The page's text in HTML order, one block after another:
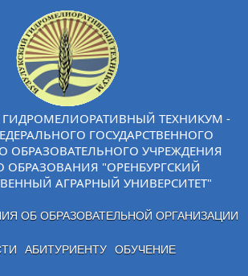
ГИДРОМЕЛИОРАТИВНЫЙ ТЕХНИКУМ -
ГОСУДАРСТВЕННОГО
ОБРАЗОВАТЕЛЬНОГО УЧРЕЖДЕНИЯ
ОБРАЗОВАНИЯ "ОРЕНБУРГСКИЙ
АГРАРНЫЙ УНИВЕРСИТЕТ"
ОБ ОБРАЗОВАТЕЛЬНОЙ ОРГАНИЗАЦИИ
АБИТУРИЕНТУ ОБУЧЕНИЕ